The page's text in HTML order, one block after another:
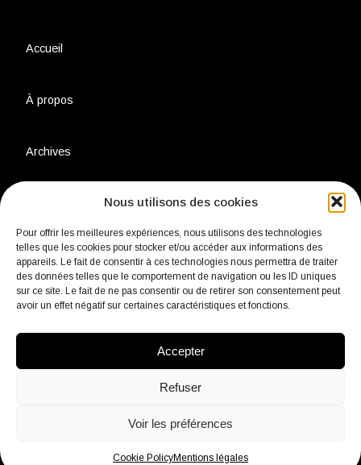
Nous utilisons des cookies
Pour offrir les meilleures expériences, nous utilisons des technologies
telles que les cookies pour stocker et/ou accéder aux informations des
appareils. Le fait de consentir à ces technologies nous permettra de traiter
des données telles que le comportement de navigation ou les ID uniques
sur ce site. Le fait de ne pas consentir ou de retirer son consentement peut
avoir un effet négatif sur certaines caractéristiques et fonctions.
Accepter
Refuser
Voir les préférences
Cookie PolicyMentions légales
Accueil
À propos
Archives
Charte environnementale
Politique de confidentialité
Mentions légales
Linkedin